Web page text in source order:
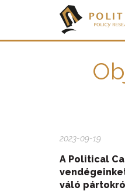
2023-09-19
A Political
váló